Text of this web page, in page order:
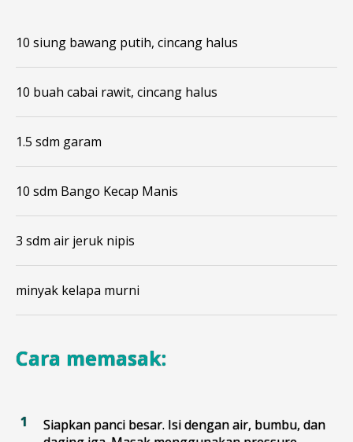
10 siung bawang putih, cincang halus
10 buah cabai rawit, cincang halus
1.5 sdm garam
10 sdm Bango Kecap Manis
3 sdm air jeruk nipis
minyak kelapa murni
Cara memasak:
Siapkan panci besar. Isi dengan air, bumbu, dan